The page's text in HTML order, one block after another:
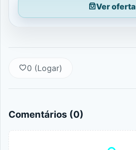
Ver oferta
0 (Logar)
Comentários (0)